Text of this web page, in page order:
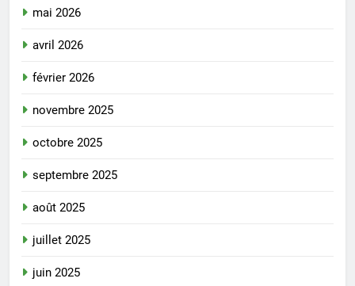
mai 2026
avril 2026
février 2026
novembre 2025
octobre 2025
septembre 2025
août 2025
juillet 2025
juin 2025